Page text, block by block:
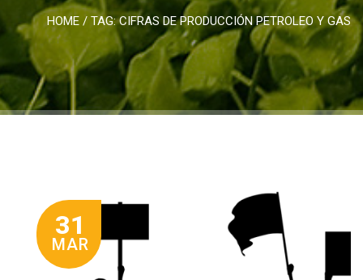
HOME / TAG:CIFRAS DE PRODUCCIÓN PETROLEO Y GAS
31
MAR